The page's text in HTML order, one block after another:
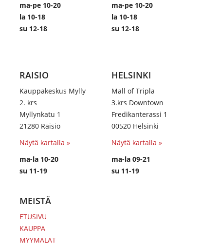
ma-pe 10-20
la 10-18
su 12-18
ma-pe 10-20
la 10-18
su 12-18
RAISIO
Kauppakeskus Mylly
2. krs
Myllynkatu 1
21280 Raisio
Näytä kartalla »
ma-la 10-20
su 11-19
HELSINKI
Mall of Tripla
3.krs Downtown
Fredikanterassi 1
00520 Helsinki
Näytä kartalla »
ma-la 09-21
su 11-19
MEISTÄ
ETUSIVU
KAUPPA
MYYMÄLÄT